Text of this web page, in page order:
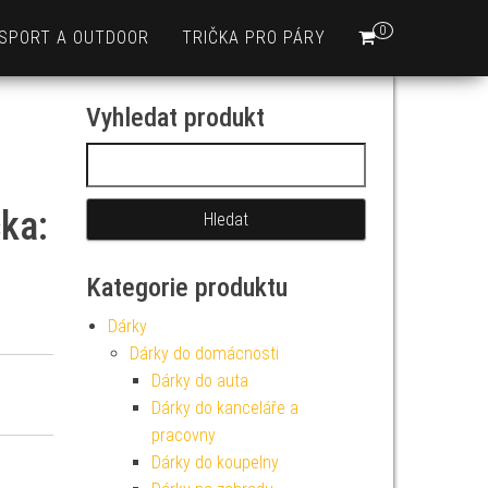
0
A OUTDOOR TRIČKA PRO PÁRY
Vyhledat produkt
Kategorie produktu
Dárky
Dárky do domácnosti
Dárky do auta
Dárky do kanceláře a
pracovny
Dárky do koupelny